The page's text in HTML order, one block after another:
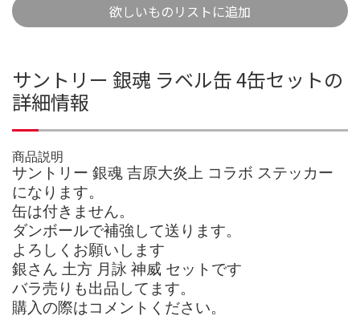
欲しいものリストに追加
サントリー 銀魂 ラベル缶 4缶セットの
詳細情報
商品説明
サントリー 銀魂 吉原大炎上 コラボ ステッカー
になります。
缶は付きません。
ダンボールで補強して送ります。
よろしくお願いします
銀さん 土方 月詠 神威 セットです
バラ売りも出品してます。
購入の際はコメントください。